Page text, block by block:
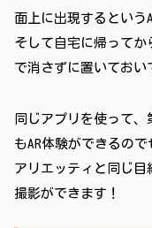
面上に出現するという
そして自宅に帰ってか
で消さずに置いておい
同じアプリを使って
もAR体験ができるの
アリエッティと同じ目
撮影ができます！